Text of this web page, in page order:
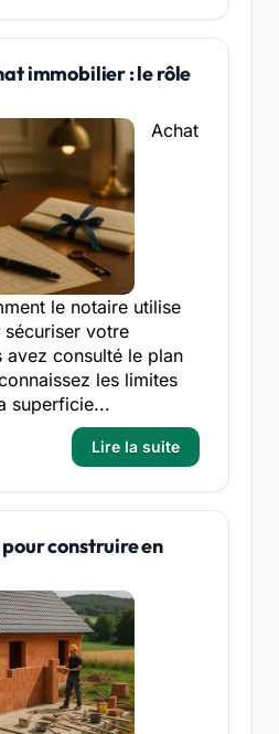
immobilier : le rôle
Achat
le notaire utilise
votre
avez consulté le plan
les limites
superficie...
Lire la suite
construire en